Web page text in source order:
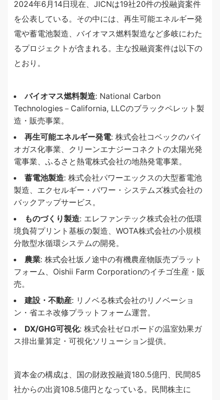
2024年6月14日現在、JICNは19社20件の投融資案件
を公表している。その中には、再生可能エネルギー発
電や蓄電池製造、バイオマス燃料製造など多岐にわた
るプロジェクトが含まれる。主な投融資案件は以下の
とおり。
バイオマス燃料製造: National Carbon
Technologies－California, LLCのブラックペレット製
造・販売事業。
再生可能エネルギー発電: 株式会社コベックのバイ
オガス化事業、クリーンエナジーコネクトの太陽光発
電事業、ふるさと熱電株式会社の地熱発電事業。
蓄電池製造: 株式会社パワーエックスの大型蓄電池
製造、エクセルギー・パワー・システムズ株式会社の
バックアップサービス。
ものづくり製造: エレファンテック株式会社の低環
境負荷プリント基板の製造、WOTA株式会社の小規模
分散型水循環システムの開発。
農業: 株式会社坂ノ途中の有機農産物販売プラット
フォーム、Oishii Farm Corporationのイチゴ生産・販
売。
建設・不動産: リノベる株式会社のリノベーショ
ン・省エネ改修プラットフォーム運営。
DX/GHG可視化: 株式会社ゼロボードの温室効果ガ
ス排出量算定・可視化ソリューション提供。
資本金の構成は、国の財政投融資180.5億円、民間85
社からの出資108.5億円となっている。民間株主に